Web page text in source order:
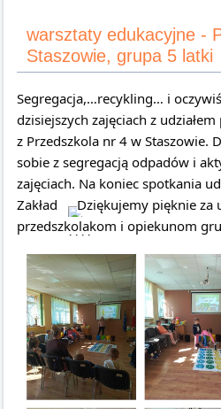
warsztaty edukacyjne -
Staszowie, grupa 5 latki
Segregacja,…recykling… i
dzisiejszych zajęciach z
z Przedszkola nr 4 w Staszowie.
sobie z segregacją odpadów i
zajęciach. Na koniec spotkania
Zakład
Dziękujemy pięknie za
przedszkolakom i opiekunom